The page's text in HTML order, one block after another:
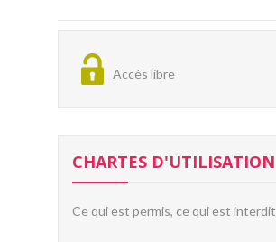
Accès libre
CHARTES D'UTILISATION
Ce qui est permis, ce qui est